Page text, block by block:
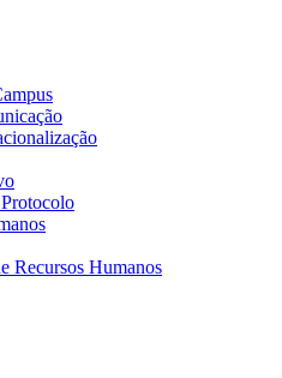
Recursos Humanos